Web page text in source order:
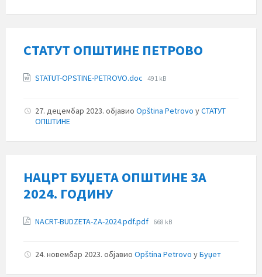
СТАТУТ ОПШТИНЕ ПЕТРОВО
Прилози
STATUT-OPSTINE-PETROVO.doc File
491 kB
27. децембар 2023. објавио Opština Petrovo уСТАТУТ
ОПШТИНЕ
НАЦРТ БУЏЕТА ОПШТИНЕ ЗА
2024. ГОДИНУ
Прилози
NACRT-BUDZETA-ZA-2024.pdf.pdf File
668 kB
24. новембар 2023. објавио Opština Petrovo уБуџет